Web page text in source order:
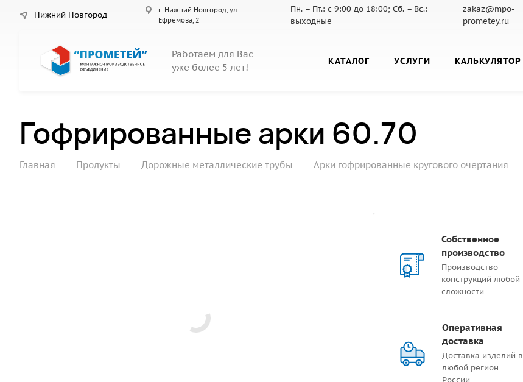
Нижний Новгород
г. Нижний Новгород, ул.
Ефремова, 2
Пн. – Пт.: с 9:00 до 18:00; Сб. – Вс.:
выходные
zakaz@mpo-
prometey.ru
Работаем для Вас
уже более 5 лет!
КАТАЛОГ УСЛУГИ КАЛЬКУЛЯТОР
Гофрированные арки 60.70
Главная — Продукты — Дорожные металлические трубы — Арки гофрированные кругового очертания —
Собственное
производство
Производство
конструкций любой
сложности
Оперативная
доставка
Доставка изделий в
любой регион
России